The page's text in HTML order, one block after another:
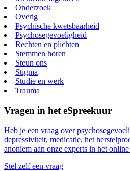
Onderzoek
Overig
Psychische kwetsbaarheid
Psychosegevoeligheid
Rechten en plichten
Stemmen horen
Steun ons
Stigma
Studie en werk
Trauma
Vragen in het eSpreekuur
Heb je een vraag over
depressiviteit, medicatie, het
anoniem aan onze experts in het
Stel zelf een vraag